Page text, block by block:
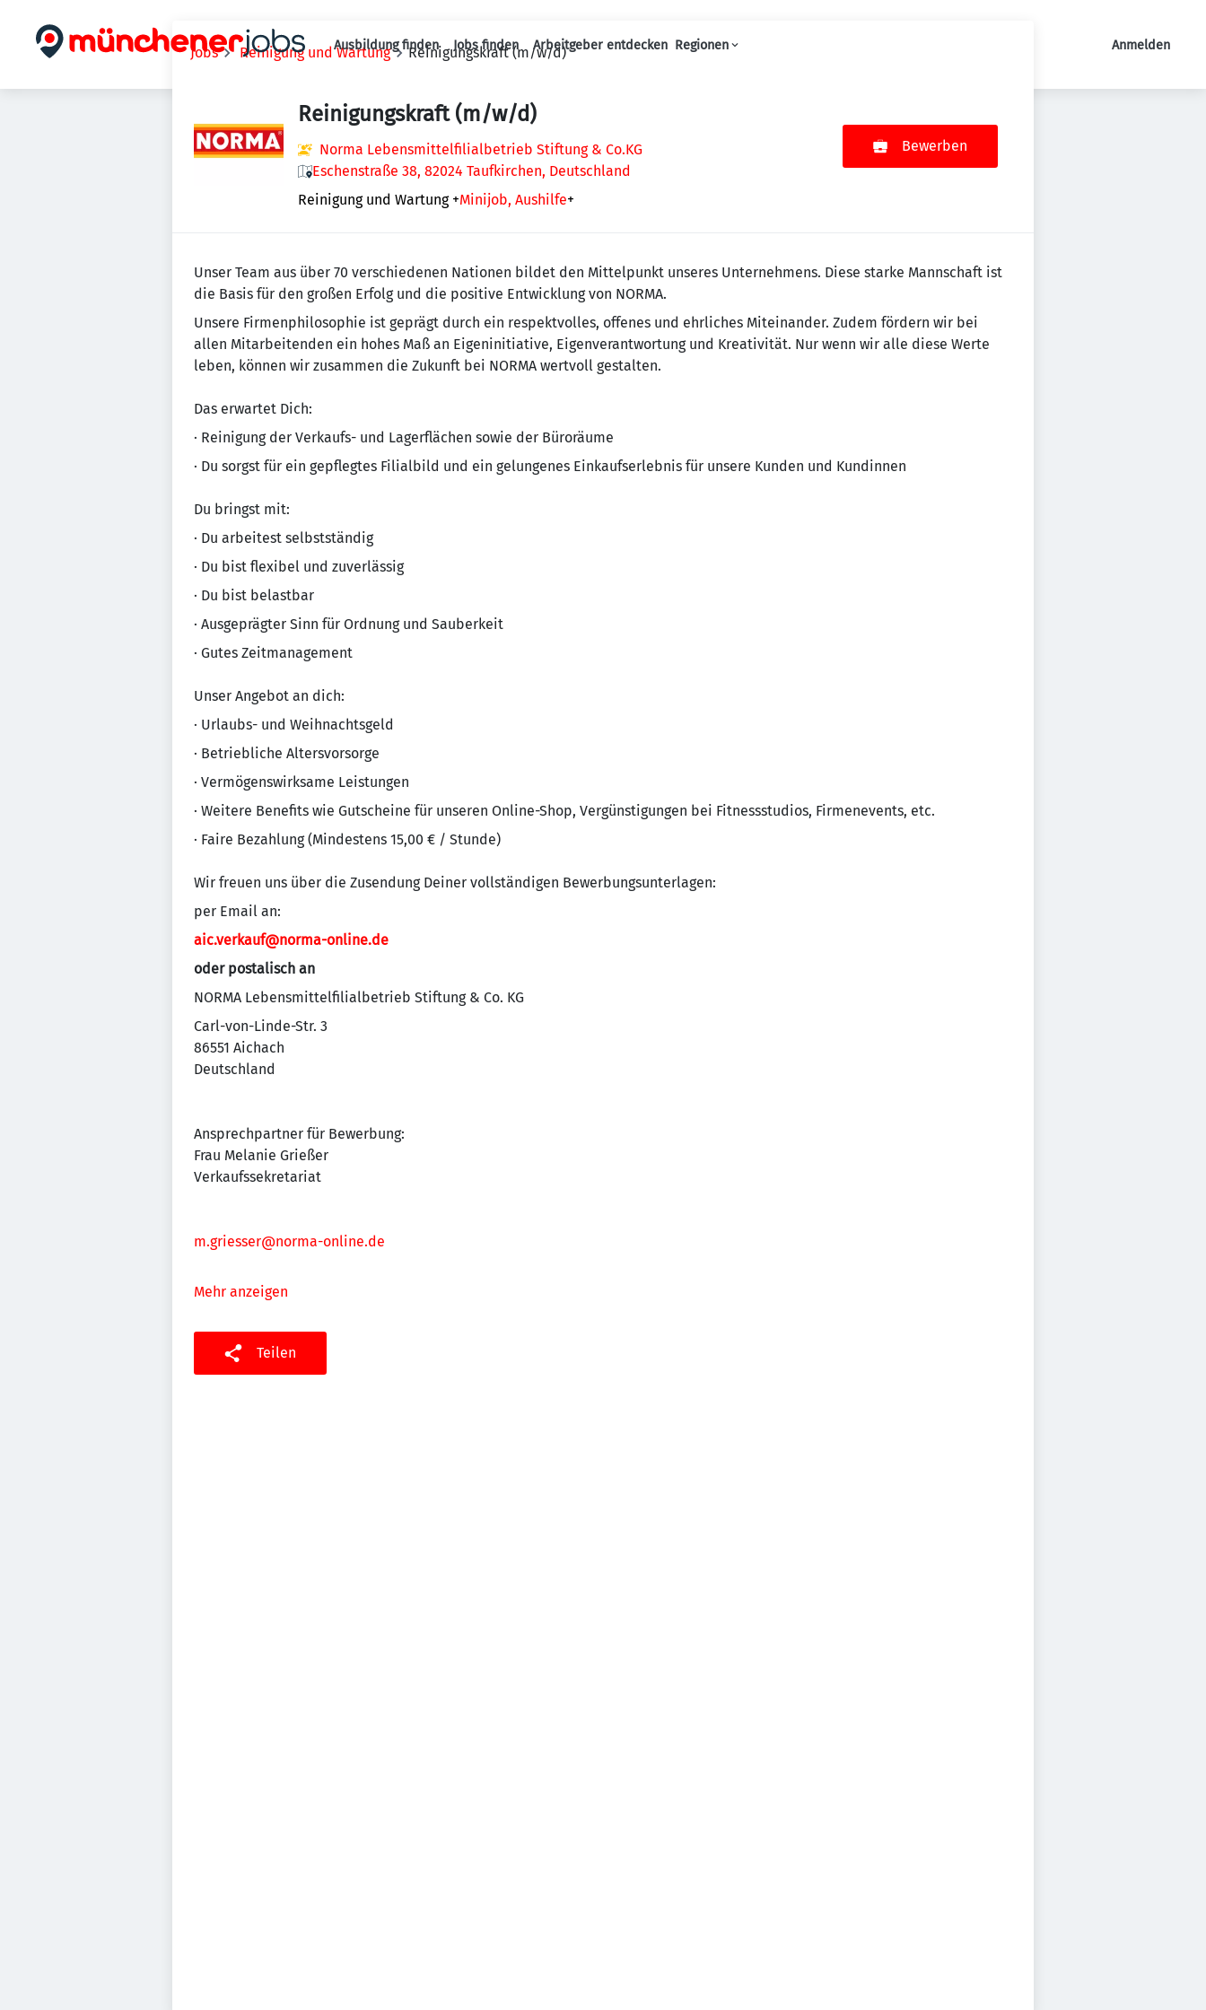
Haupt-Navigation
Ausbildung finden Jobs finden Arbeitgeber entdecken Regionen Anmelden
Jobs Reinigung und Wartung Reinigungskraft (m/w/d)
Reinigungskraft (m/w/d)
Norma Lebensmittelfilialbetrieb Stiftung & Co.KG
Eschenstraße 38, 82024 Taufkirchen, Deutschland
Reinigung und Wartung +Minijob, Aushilfe+
Bewerben
Un­se­r Team aus über 70 ver­schie­de­nen Na­tio­nen bildet den Mit­tel­punkt un­se­res Un­ter­neh­mens. Diese starke Mannschaft ist
die Basis für den großen Erfolg und die positive Entwicklung von NORMA.
Unsere Firmenphilosophie ist geprägt durch ein re­spekt­vol­les, offenes und ehr­li­ches Mit­ein­an­der. Zudem fördern wir bei
allen Mitarbeitenden ein ho­hes Maß an Eigeninitiative, Eigenverantwortung und Krea­ti­vi­tät. Nur wenn wir alle diese Werte
leben, können wir zusammen die Zukunft bei NORMA wertvoll gestalten.
Das erwartet Dich:
· Reinigung der Verkaufs- und Lagerflächen sowie der Büroräume
· Du sorgst für ein gepflegtes Filialbild und ein gelungenes Einkaufserlebnis für unsere Kunden und Kundinnen
Du bringst mit:
· Du arbeitest selbstständig
· Du bist flexibel und zuverlässig
· Du bist belastbar
· Ausgeprägter Sinn für Ordnung und Sauberkeit
· Gutes Zeitmanagement
Unser Angebot an dich:
· Urlaubs- und Weihnachtsgeld
· Betriebliche Altersvorsorge
· Vermögenswirksame Leistungen
· Weitere Benefits wie Gutscheine für unseren Online-Shop, Vergünstigungen bei Fitnessstudios, Firmenevents, etc.
· Faire Bezahlung (Mindestens 15,00 € / Stunde)
Wir freuen uns über die Zusendung Deiner vollständigen Bewerbungsunterlagen:
per Email an:
aic.verkauf@norma-online.de
oder postalisch an
NORMA Lebensmittelfilialbetrieb Stiftung & Co. KG
Carl-von-Linde-Str. 3
86551 Aichach
Deutschland
Ansprechpartner für Bewerbung:
Frau Melanie Grießer
Verkaufssekretariat
m.griesser@norma-online.de
Mehr anzeigen
Teilen